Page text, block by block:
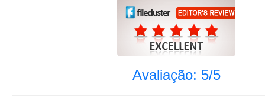
Avaliação: 5/5